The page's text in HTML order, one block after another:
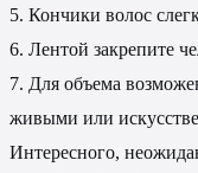
5. Кончики волос
6. Лентой закрепите
7. Для объема
живыми или
Интересного,